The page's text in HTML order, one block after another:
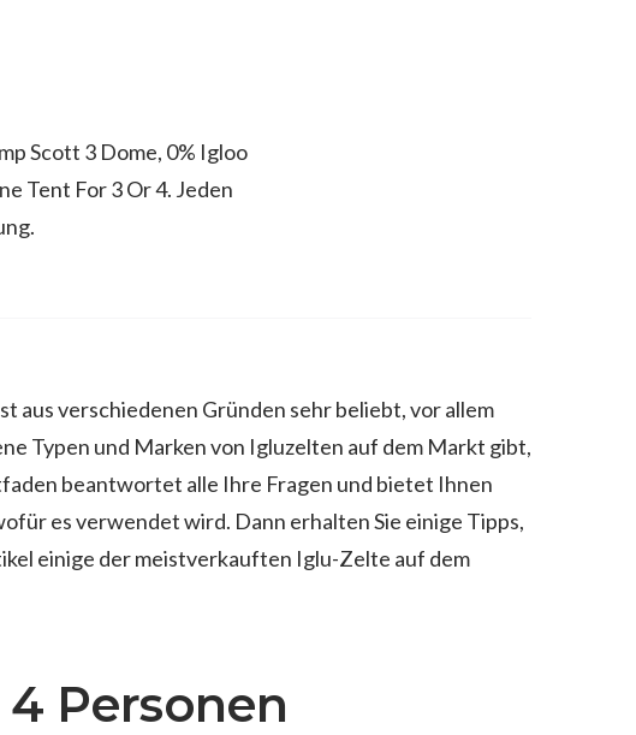
Scott 3 Dome, 0% Igloo
Tent For 3 Or 4. Jeden
aus verschiedenen Gründen sehr beliebt, vor allem
Typen und Marken von Igluzelten auf dem Markt gibt,
beantwortet alle Ihre Fragen und bietet Ihnen
es verwendet wird. Dann erhalten Sie einige Tipps,
einige der meistverkauften Iglu-Zelte auf dem
Personen